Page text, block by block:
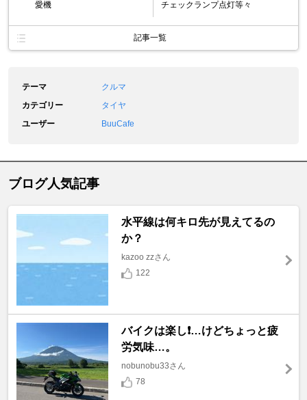
愛機 チェックランプ点灯等々
記事一覧
テーマ
クルマ
カテゴリー
タイヤ
ユーザー
BuuCafe
ブログ人気記事
水平線は何キロ先が見えてるの
か？
kazoo zzさん
122
バイクは楽し❗️…けどちょっと疲
労気味…。
nobunobu33さん
78